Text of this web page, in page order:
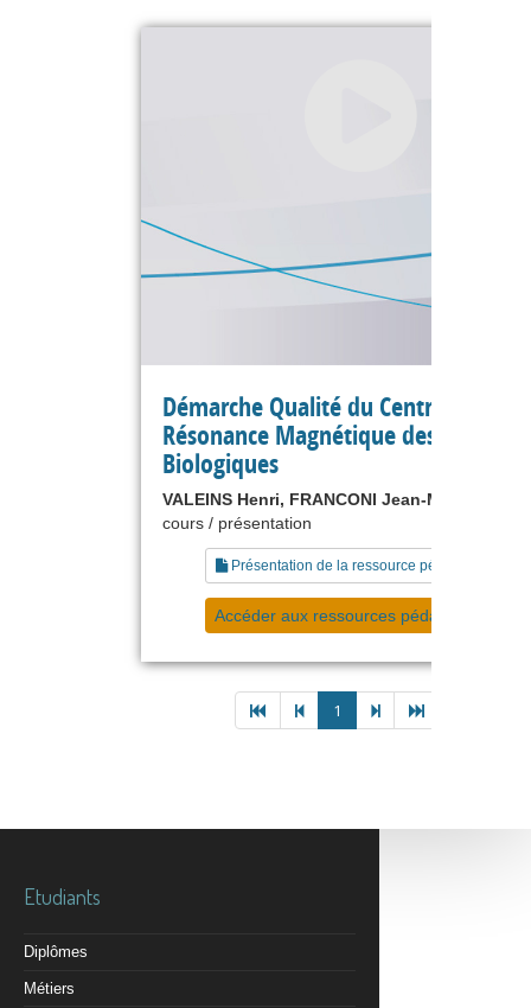
Démarche Qualité du Centre de
Résonance Magnétique des
Biologiques
VALEINS Henri, FRANCONI Jean-Michel
cours / présentation
Présentation de la ressource pédagogique
Accéder aux ressources pédagogiques
1
Etudiants
Diplômes
Métiers